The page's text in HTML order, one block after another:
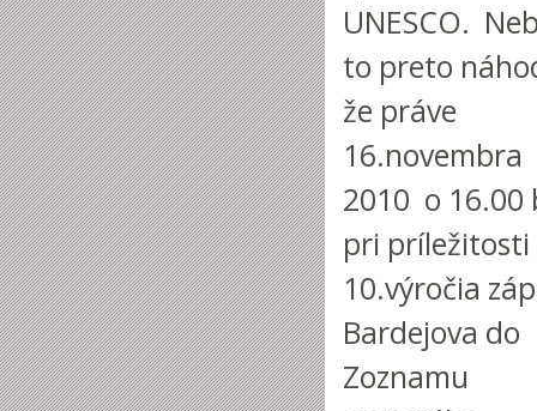
UNESCO.
to preto
že práve
16.novembra
2010 o 16.00
pri príležitosti
10.výročia
Bardejova do
Zoznamu